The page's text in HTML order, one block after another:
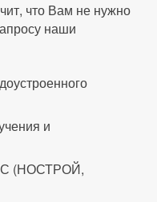
что Вам не нужно
наши
и
(НОСТРОЙ,